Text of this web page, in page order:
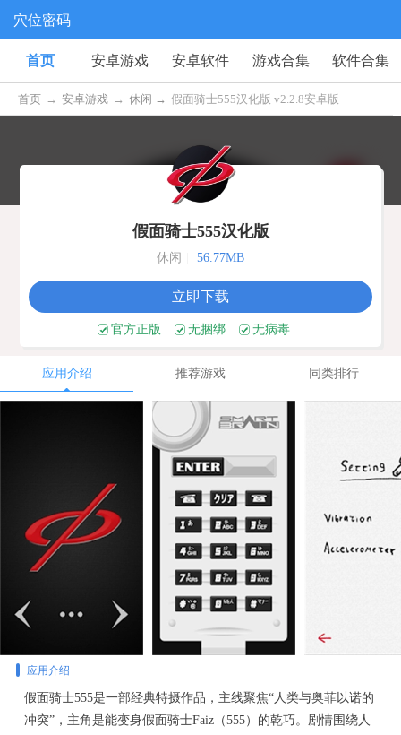
穴位密码
首页 安卓游戏 安卓软件 游戏合集 软件合集
首页 → 安卓游戏 → 休闲 → 假面骑士555汉化版 v2.2.8安卓版
假面骑士555汉化版
休闲 56.77MB
立即下载
官方正版 无捆绑 无病毒
应用介绍 推荐游戏 同类排行
应用介绍
假面骑士555是一部经典特摄作品，主线聚焦“人类与奥菲以诺的
冲突”，主角是能变身假面骑士Faiz（555）的乾巧。剧情围绕人